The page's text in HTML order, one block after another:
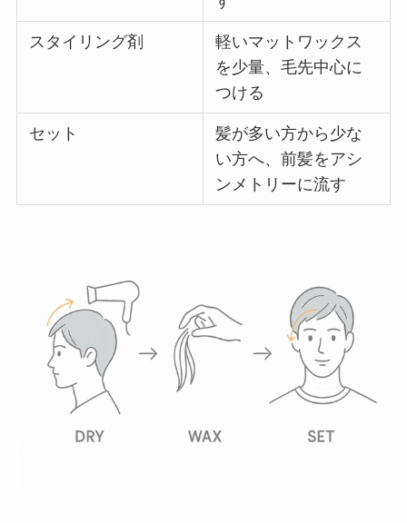
スタイリング剤
軽いマットワックス
を少量、毛先中心に
つける
セット
髪が多い方から少な
い方へ、前髪をアシ
ンメトリーに流す